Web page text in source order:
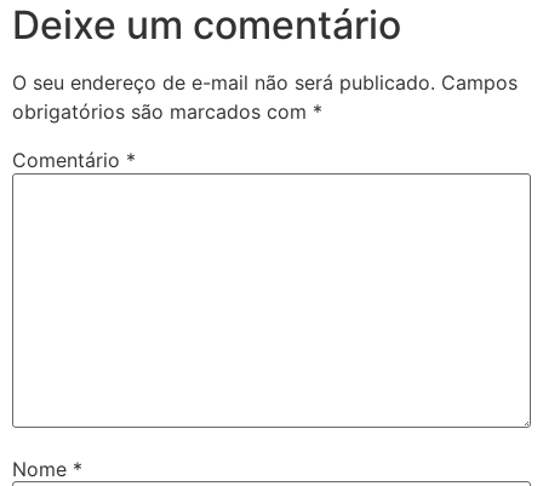
Deixe um comentário
O seu endereço de e-mail não será publicado. Campos
obrigatórios são marcados com *
Comentário *
Nome *